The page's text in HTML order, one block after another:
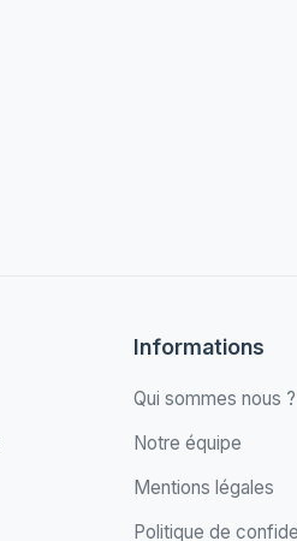
Informations
Qui sommes nous ?
Notre équipe
Mentions légales
Politique de